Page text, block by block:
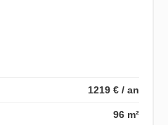
1219 € / an
96 m²